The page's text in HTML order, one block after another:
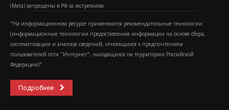
(Metа) запрещены в РФ за экстремизм.
"На информационном ресурсе применяются рекомендательные технологии
(информационные технологии предоставления информации на основе сбора,
систематизации и анализа сведений, относящихся к предпочтениям
пользователей сети "Интернет", находящихся на территории Российской
Федерации)".
Подробнее